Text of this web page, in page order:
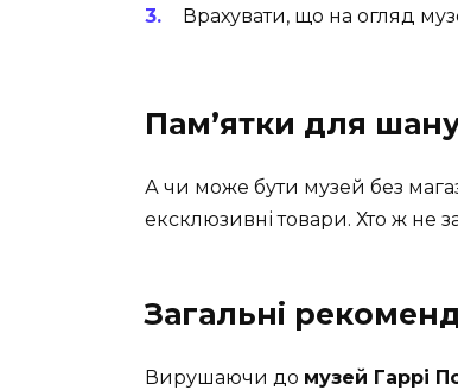
Врахувати, що на огляд
Пам’ятки для
А чи може бути музей без
ексклюзивні товари. Хто ж не
Загальні
Вирушаючи до музей Гаррі